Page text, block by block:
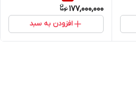
177,000,000
افزودن به سبد